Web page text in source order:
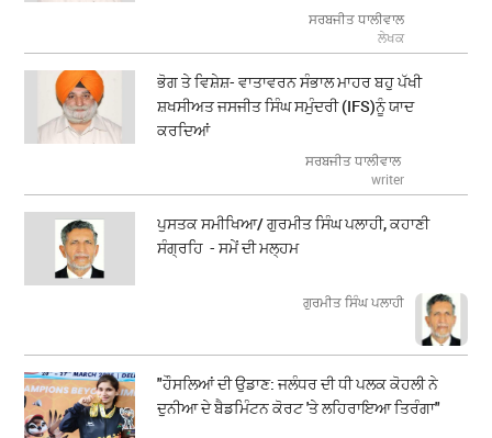
ਸਰਬਜੀਤ ਧਾਲੀਵਾਲ
ਲੇਖਕ
ਭੋਗ ਤੇ ਵਿਸ਼ੇਸ਼- ਵਾਤਾਵਰਨ ਸੰਭਾਲ ਮਾਹਰ ਬਹੁ ਪੱਖੀ
ਸ਼ਖਸੀਅਤ ਜਸਜੀਤ ਸਿੰਘ ਸਮੁੰਦਰੀ (IFS)ਨੂੰ ਯਾਦ
ਕਰਦਿਆਂ
ਸਰਬਜੀਤ ਧਾਲੀਵਾਲ
writer
ਪੁਸਤਕ ਸਮੀਖਿਆ/ ਗੁਰਮੀਤ ਸਿੰਘ ਪਲਾਹੀ, ਕਹਾਣੀ
ਸੰਗ੍ਰਹਿ - ਸਮੇਂ ਦੀ ਮਲ੍ਹਮ
ਗੁਰਮੀਤ ਸਿੰਘ ਪਲਾਹੀ
"ਹੌਸਲਿਆਂ ਦੀ ਉਡਾਣ: ਜਲੰਧਰ ਦੀ ਧੀ ਪਲਕ ਕੋਹਲੀ ਨੇ
ਦੁਨੀਆ ਦੇ ਬੈਡਮਿੰਟਨ ਕੋਰਟ 'ਤੇ ਲਹਿਰਾਇਆ ਤਿਰੰਗਾ"